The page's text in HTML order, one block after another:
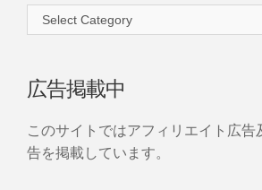
広告掲載中
このサイトではアフィリエイト広
告を掲載しています。